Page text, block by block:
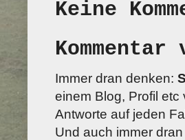
Keine
Immer dran denken:
einem Blog, Profil
Antworte auf jeden
Und auch immer